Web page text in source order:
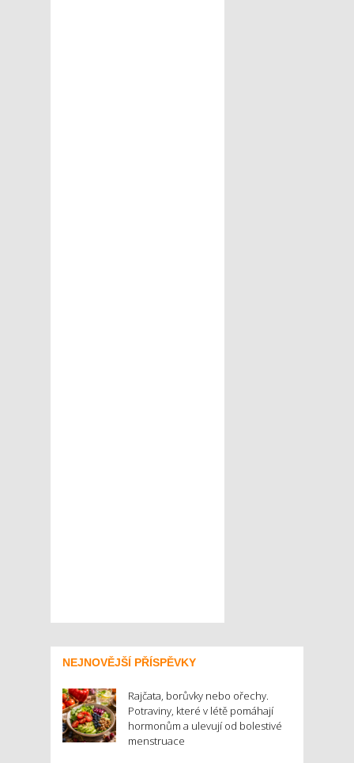
NEJNOVĚJŠÍ PŘÍSPĚVKY
Rajčata, borůvky nebo ořechy.
Potraviny, které v létě pomáhají
hormonům a ulevují od bolestivé
menstruace